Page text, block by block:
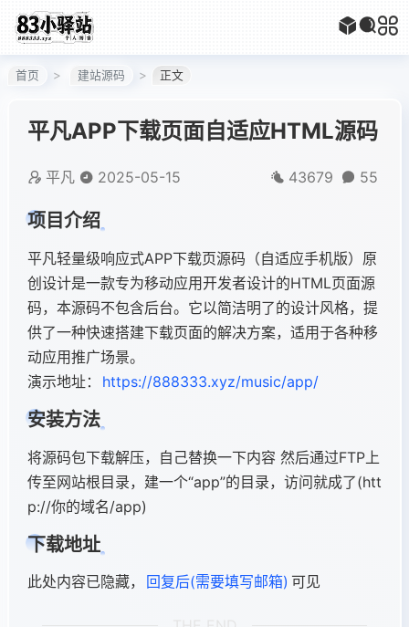
首页 建站源码 正文
平凡APP下载页面自适应HTML源码
平凡 2025-05-15 43679 55
项目介绍
平凡轻量级响应式APP下载页源码（自适应手机版）原
创设计是一款专为移动应用开发者设计的HTML页面源
码，本源码不包含后台。它以简洁明了的设计风格，提
供了一种快速搭建下载页面的解决方案，适用于各种移
动应用推广场景。
演示地址：
https://888333.xyz/music/app/
安装方法
将源码包下载解压，自己替换一下内容 然后通过FTP上
传至网站根目录，建一个“app”的目录，访问就成了(htt
p://你的域名/app)
下载地址
此处内容已隐藏， 回复后(需要填写邮箱) 可见